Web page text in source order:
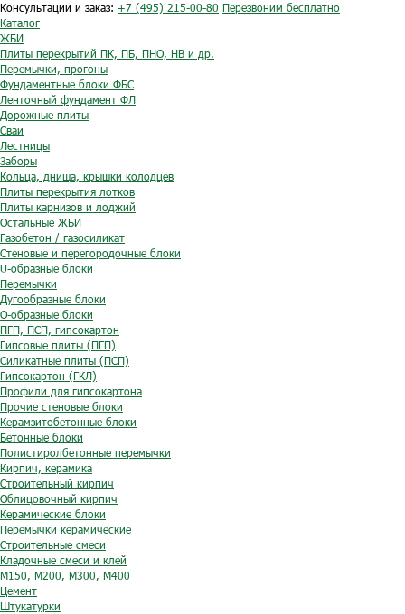
Консультации и заказ: +7 (495) 215-00-80 Перезвоним бесплатно
Каталог
ЖБИ
Плиты перекрытий ПК, ПБ, ПНО, НВ и др.
Перемычки, прогоны
Фундаментные блоки ФБС
Ленточный фундамент ФЛ
Дорожные плиты
Сваи
Лестницы
Заборы
Кольца, днища, крышки колодцев
Плиты перекрытия лотков
Плиты карнизов и лоджий
Остальные ЖБИ
Газобетон / газосиликат
Стеновые и перегородочные блоки
U-образные блоки
Перемычки
Дугообразные блоки
O-образные блоки
ПГП, ПСП, гипсокартон
Гипсовые плиты (ПГП)
Силикатные плиты (ПСП)
Гипсокартон (ГКЛ)
Профили для гипсокартона
Прочие стеновые блоки
Керамзитобетонные блоки
Бетонные блоки
Полистиролбетонные перемычки
Кирпич, керамика
Строительный кирпич
Облицовочный кирпич
Керамические блоки
Перемычки керамические
Строительные смеси
Кладочные смеси и клей
М150, М200, М300, М400
Цемент
Штукатурки